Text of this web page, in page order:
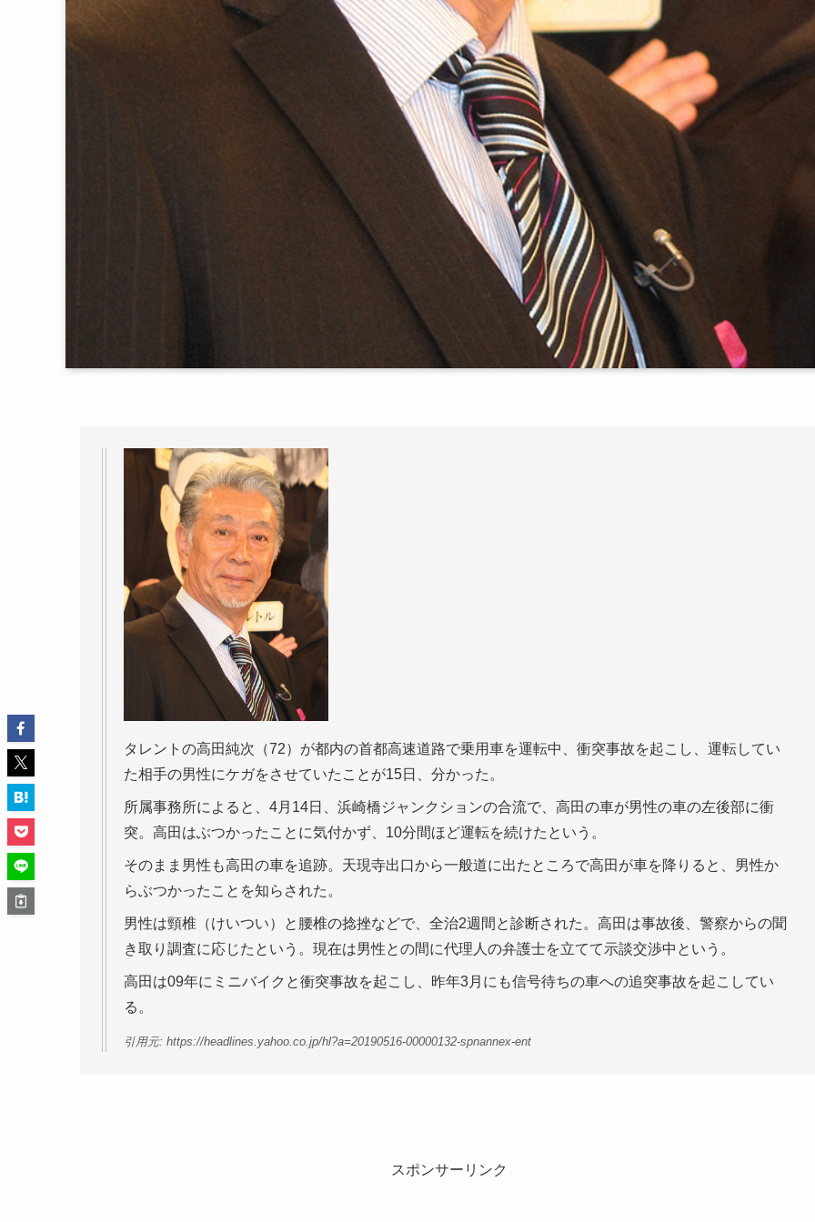
タレントの高田純次（72）が都内の首都高速道路で乗用車を運転中、衝突事故を起こし、運転してい
た相手の男性にケガをさせていたことが15日、分かった。
所属事務所によると、4月14日、浜崎橋ジャンクションの合流で、高田の車が男性の車の左後部に衝
突。高田はぶつかったことに気付かず、10分間ほど運転を続けたという。
そのまま男性も高田の車を追跡。天現寺出口から一般道に出たところで高田が車を降りると、男性か
らぶつかったことを知らされた。
男性は頸椎（けいつい）と腰椎の捻挫などで、全治2週間と診断された。高田は事故後、警察からの聞
き取り調査に応じたという。現在は男性との間に代理人の弁護士を立てて示談交渉中という。
高田は09年にミニバイクと衝突事故を起こし、昨年3月にも信号待ちの車への追突事故を起こしてい
る。
引用元: https://headlines.yahoo.co.jp/hl?a=20190516-00000132-spnannex-ent
スポンサーリンク